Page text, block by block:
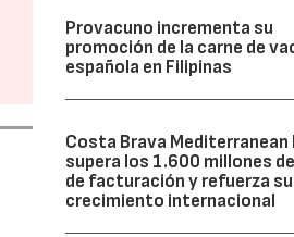
Provacuno incrementa su
promoción de la carne de
española en Filipinas
Costa Brava Mediterranean
supera los 1.600 millones
de facturación y refuerza su
crecimiento internacional